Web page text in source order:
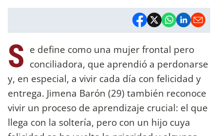
S e define como una mujer frontal pero
conciliadora, que aprendió a perdonarse
y, en especial, a vivir cada día con felicidad y
entrega. Jimena Barón (29) también reconoce
vivir un proceso de aprendizaje crucial: el que
llega con la soltería, pero con un hijo cuya